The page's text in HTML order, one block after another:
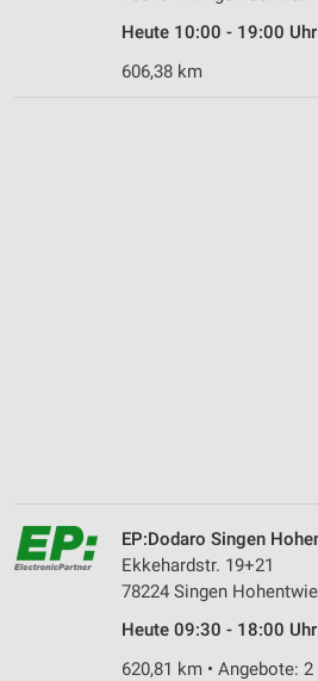
Heute 10:00 - 19:00
606,38 km
EP:Dodaro Singen
Ekkehardstr. 19+21
78224 Singen Hohentwiel
Heute 09:30 - 18:00
620,81 km • Angebote: